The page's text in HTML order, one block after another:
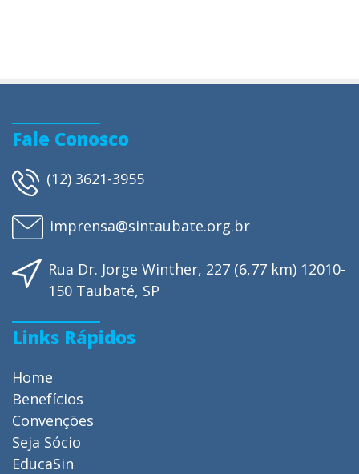
Fale Conosco
(12) 3621-3955
imprensa@sintaubate.org.br
Rua Dr. Jorge Winther, 227 (6,77 km) 12010-
150 Taubaté, SP
Links Rápidos
Home
Benefícios
Convenções
Seja Sócio
EducaSin